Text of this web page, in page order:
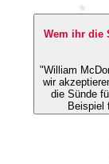
Wem ihr die
"William
wir
die Sünde für
Beispiel